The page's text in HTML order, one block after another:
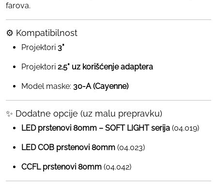
farova.
⚙️ Kompatibilnost
Projektori 3"
Projektori 2.5" uz korišćenje adaptera
Model maske: 30-A (Cayenne)
✨ Dodatne opcije (uz malu prepravku)
LED prstenovi 80mm – SOFT LIGHT serija (04.019)
LED COB prstenovi 80mm (04.023)
CCFL prstenovi 80mm (04.042)